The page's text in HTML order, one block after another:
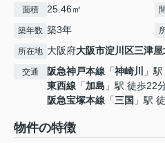
面積 25.46㎡
築年数 築3年
所在地 大阪府大阪市淀川区三津屋
交通 阪急神戸本線 「神崎川
」
東西線 「加島 」駅 徒歩22
阪急宝塚本線 「三国 」駅
物件の特徴